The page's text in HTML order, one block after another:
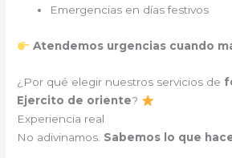
Emergencias en días festivos
Atendemos urgencias cuando
¿Por qué elegir nuestros servicios de
Ejercito de oriente?
Experiencia real
No adivinamos. Sabemos lo que